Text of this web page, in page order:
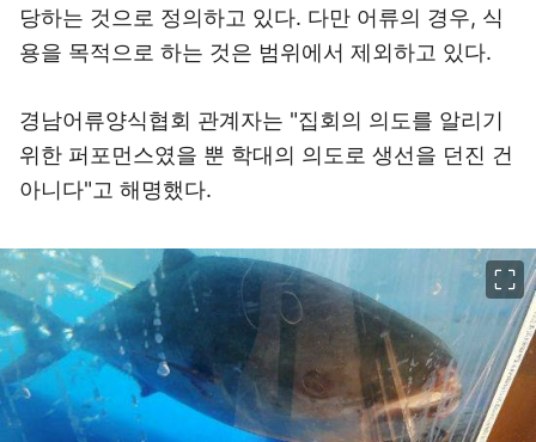
당하는 것으로 정의하고 있다. 다만 어류의 경우, 식
용을 목적으로 하는 것은 범위에서 제외하고 있다.
경남어류양식협회 관계자는 "집회의 의도를 알리기
위한 퍼포먼스였을 뿐 학대의 의도로 생선을 던진 건
아니다"고 해명했다.